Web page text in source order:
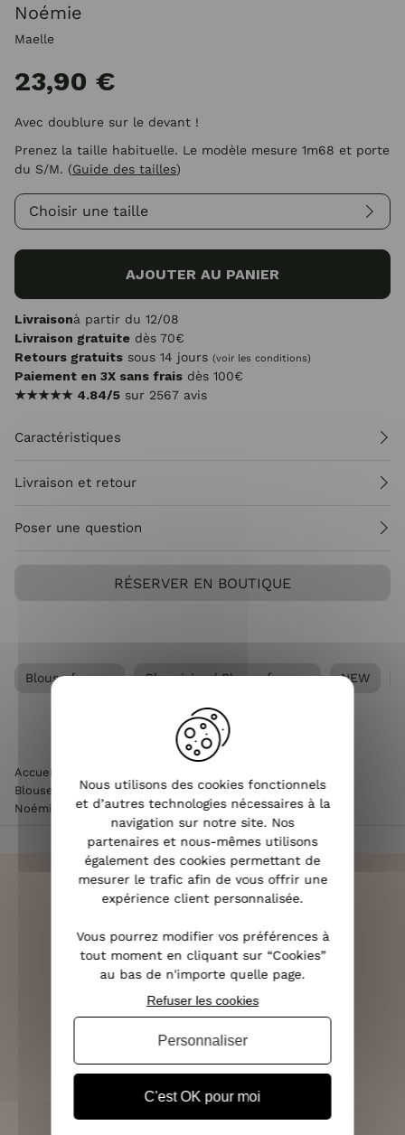
Noémie
Maelle
23,90 €
Avec doublure sur le devant !
Prenez la taille habituelle. Le modèle mesure 1m68 et porte
du S/M. (Guide des tailles)
Choisir une taille
AJOUTER AU PANIER
Livraisonà partir du 12/08
Livraison gratuite dès 70€
Retours gratuits sous 14 jours (voir les conditions)
Paiement en 3X sans frais dès 100€
★★★★★ 4.84/5 sur 2567 avis
Caractéristiques
Livraison et retour
Poser une question
RÉSERVER EN BOUTIQUE
Blouse femme Chemisier / Blouse femme NEW
Accueil
Blouse femme > Blouse femme écrue fleurs roses rouges
Noémie
LIVRAISON RAPIDE
OFFERTE DÈS 70€
(VOIR LES CONDITIONS)
Nous utilisons des cookies fonctionnels
et d’autres technologies nécessaires à la
navigation sur notre site. Nos
partenaires et nous-mêmes utilisons
également des cookies permettant de
mesurer le trafic afin de vous offrir une
expérience client personnalisée.
Vous pourrez modifier vos préférences à
tout moment en cliquant sur “Cookies”
au bas de n'importe quelle page.
C'est OK pour moi
Refuser les cookies
Personnaliser